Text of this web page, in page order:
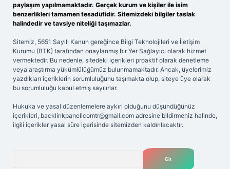
paylaşım yapılmamaktadır. Gerçek kurum ve kişiler ile isim
benzerlikleri tamamen tesadüfidir. Sitemizdeki bilgiler taslak
halindedir ve tavsiye niteliği taşımazlar.
Sitemiz, 5651 Sayılı Kanun gereğince Bilgi Teknolojileri ve İletişim
Kurumu (BTK) tarafından onaylanmış bir Yer Sağlayıcı olarak hizmet
vermektedir. Bu nedenle, sitedeki içerikleri proaktif olarak denetleme
veya araştırma yükümlülüğümüz bulunmamaktadır. Ancak, üyelerimiz
yazdıkları içeriklerin sorumluluğunu taşımakta olup, siteye üye olarak
bu sorumluluğu kabul etmiş sayılırlar.
Hukuka ve yasal düzenlemelere aykırı olduğunu düşündüğünüz
içerikleri, backlinkpanelicomtr@gmail.com adresine bildirmeniz halinde,
ilgili içerikler yasal süre içerisinde sitemizden kaldırılacaktır.